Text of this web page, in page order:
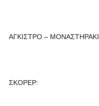
ΑΓΚΙΣΤΡΟ – ΜΟΝΑΣΤΗΡΑΚΙ
ΣΚΟΡΕΡ: